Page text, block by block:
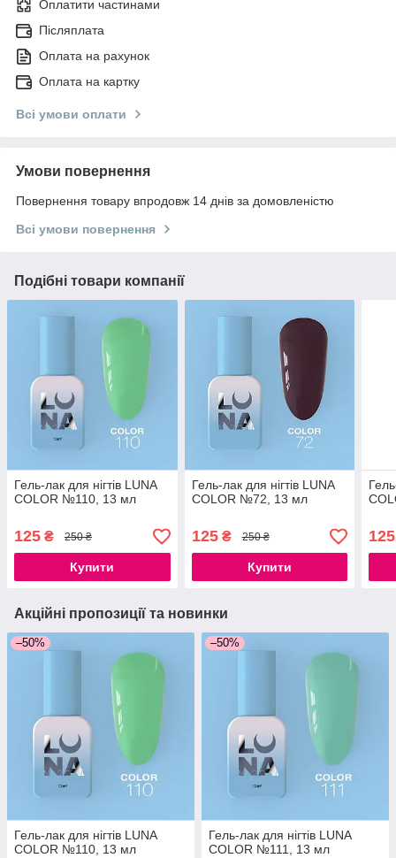
Оплатити частинами
Післяплата
Оплата на рахунок
Оплата на картку
Всі умови оплати
Умови повернення
Повернення товару впродовж 14 днів за домовленістю
Всі умови повернення
Подібні товари компанії
Гель-лак для нігтів LUNA
COLOR №110, 13 мл
125 ₴ 250 ₴
Купити
Гель-лак для нігтів LUNA
COLOR №72, 13 мл
125₴ 250 ₴
Купити
125
Акційні пропозиції та новинки
–50%
Гель-лак для нігтів LUNA
COLOR №110, 13 мл
–50%
Гель-лак для нігтів LUNA
COLOR №111, 13 мл